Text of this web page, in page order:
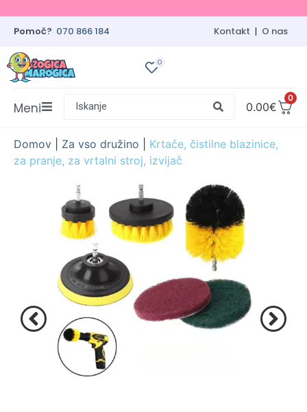
Pomoč? 070 866 184 Kontakt O nas
0
0
0.00€
Iskanje
Meni
Domov Za vso družino
Krtače, čistilne blazinice,
za pranje, za vrtalni stroj, izvijač